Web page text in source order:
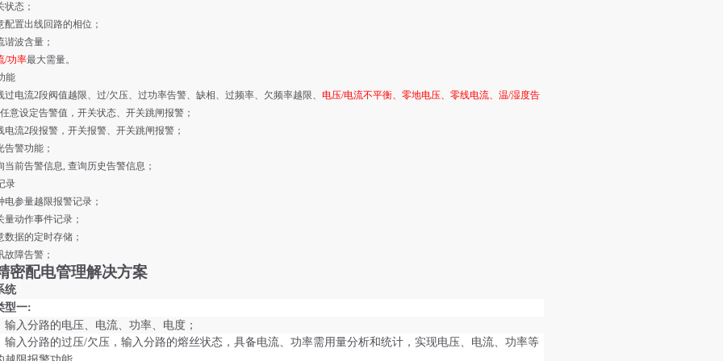
状态；
配置出线回路的相位；
谐波含量；
/功率最大需量。
能
过电流2段阀值越限、过/欠压、过功率告警、缺相、过频率、欠频率越限、 电压/电流不平衡、零地电压、零线电流、温/湿度告
意设定告警值，开关状态、开关跳闸报警；
电流2段报警，开关报警、开关跳闸报警；
告警功能；
当前告警信息, 查询历史告警信息；
录
电参量越限报警记录；
量动作事件记录；
数据的定时存储；
故障告警；
密配电管理解决方案
统
型一:
输入分路的电压、电流、功率、电度；
输入分路的过压/欠压，输入分路的熔丝状态，具备电流、功率需用量分析和统计，实现电压、电流、功率等